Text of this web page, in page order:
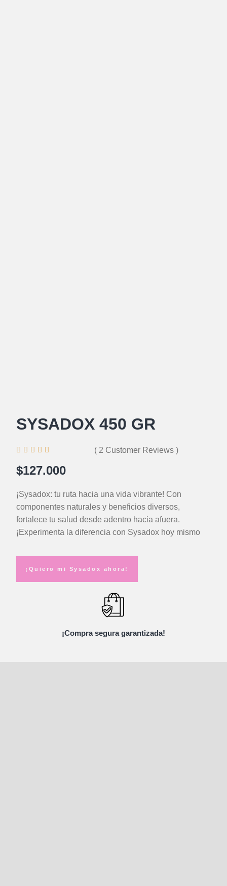
SYSADOX 450 GR
     ( 2 Customer Reviews )
$127.000
¡Sysadox: tu ruta hacia una vida vibrante! Con
componentes naturales y beneficios diversos,
fortalece tu salud desde adentro hacia afuera.
¡Experimenta la diferencia con Sysadox hoy mismo
¡Quiero mi Sysadox ahora!
¡Compra segura garantizada!